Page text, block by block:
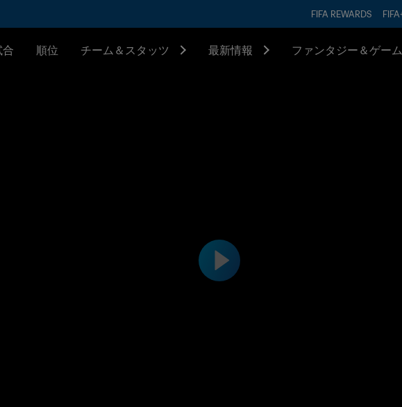
FIFA REWARDS
合 順位 チーム＆スタッツ 最新情報 ファンタジー＆ゲーム